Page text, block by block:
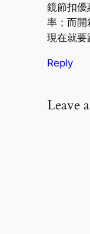
鏡節扣優
率；而開
現在就
Reply
Leave